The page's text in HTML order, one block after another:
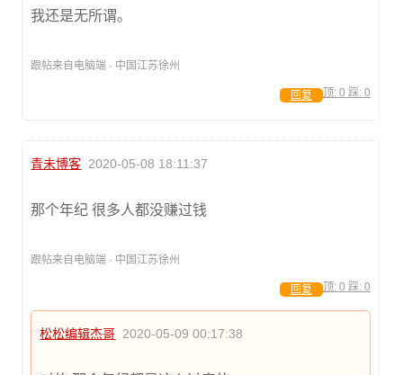
我还是无所谓。
跟帖来自电脑端 · 中国江苏徐州
顶: 0 踩: 0
回复
青未博客 2020-05-08 18:11:37
那个年纪 很多人都没赚过钱
跟帖来自电脑端 · 中国江苏徐州
顶: 0 踩: 0
回复
松松编辑杰哥 2020-05-09 00:17:38